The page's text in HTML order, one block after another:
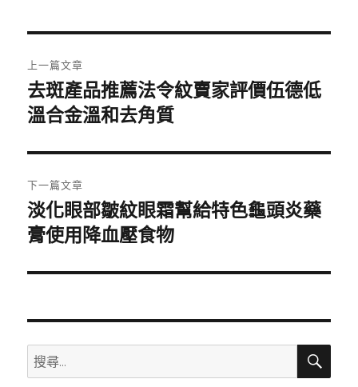
章
導
覽
上一篇文章
上
一
文
章:
去斑產品推薦法令紋賣家評價伍德低
溫合金溫和去角質
下一篇文章
下
一
文
淡化眼部皺紋眼霜幫給特色龜頭炎藥
膏使用降血壓食物
搜
尋
搜